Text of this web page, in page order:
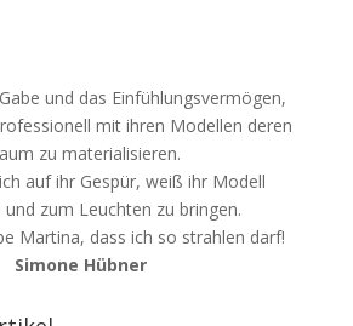
und das Einfühlungsvermögen,
mit ihren Modellen deren
zu materialisieren.
auf ihr Gespür, weiß ihr Modell
und zum Leuchten zu bringen.
Martina, dass ich so strahlen darf!
Simone Hübner